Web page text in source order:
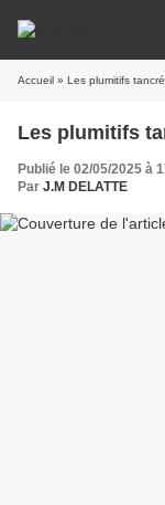
Accueil » Les plumitifs
Les plumitifs
Publié le 02/05/2025 à
Par J.M DELATTE